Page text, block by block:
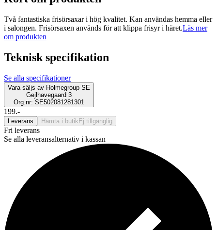
Två fantastiska frisörsaxar i hög kvalitet. Kan användas hemma eller
i salongen. Frisörsaxen används för att klippa frisyr i håret.Läs mer
om produkten
Teknisk specifikation
Se alla specifikationer
Vara säljs av Holmegroup SE
Gejlhavegaard 3
Org.nr: SE502081281301
199.-
Leverans Hämta i butik Ej tillgänglig
Fri leverans
Se alla leveransalternativ i kassan